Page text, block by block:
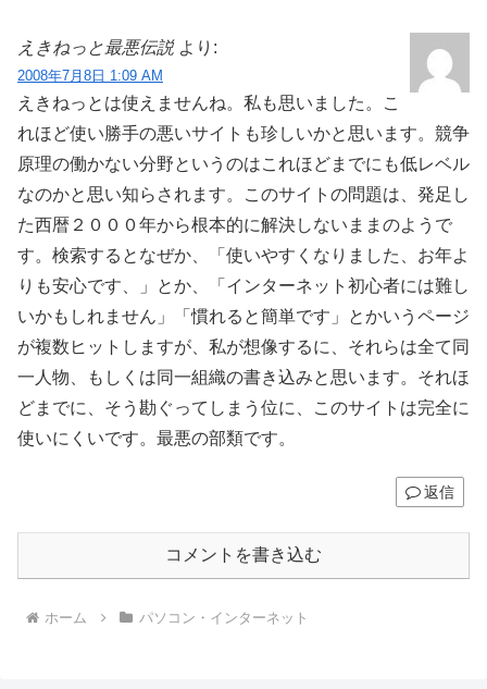
えきねっと最悪伝説 より:
2008年7月8日 1:09 AM
えきねっとは使えませんね。私も思いました。こ
れほど使い勝手の悪いサイトも珍しいかと思います。競争
原理の働かない分野というのはこれほどまでにも低レベル
なのかと思い知らされます。このサイトの問題は、発足し
た西暦２０００年から根本的に解決しないままのようで
す。検索するとなぜか、「使いやすくなりました、お年よ
りも安心です、」とか、「インターネット初心者には難し
いかもしれません」「慣れると簡単です」とかいうページ
が複数ヒットしますが、私が想像するに、それらは全て同
一人物、もしくは同一組織の書き込みと思います。それほ
どまでに、そう勘ぐってしまう位に、このサイトは完全に
使いにくいです。最悪の部類です。
返信
コメントを書き込む
ホーム パソコン・インターネット